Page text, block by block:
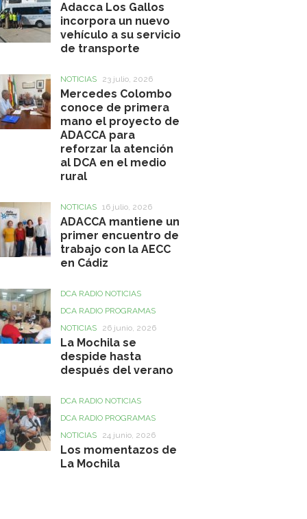
Adacca Los Gallos
incorpora un nuevo
vehículo a su servicio
de transporte
NOTICIAS 23 julio, 2026
Mercedes Colombo
conoce de primera
mano el proyecto de
ADACCA para
reforzar la atención
al DCA en el medio
rural
NOTICIAS 16 julio, 2026
ADACCA mantiene un
primer encuentro de
trabajo con la AECC
en Cádiz
DCA RADIO NOTICIAS
DCA RADIO PROGRAMAS
NOTICIAS
26 junio, 2026
La Mochila se
despide hasta
después del verano
DCA RADIO NOTICIAS
DCA RADIO PROGRAMAS
NOTICIAS
24 junio, 2026
Los momentazos de
La Mochila